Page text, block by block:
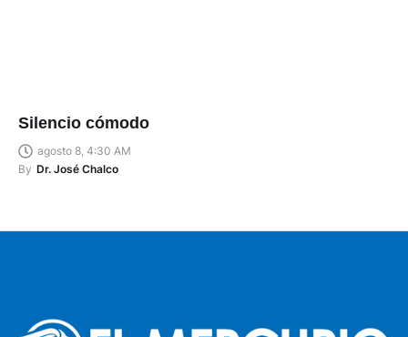
Silencio cómodo
agosto 8, 4:30 AM
By Dr. José Chalco